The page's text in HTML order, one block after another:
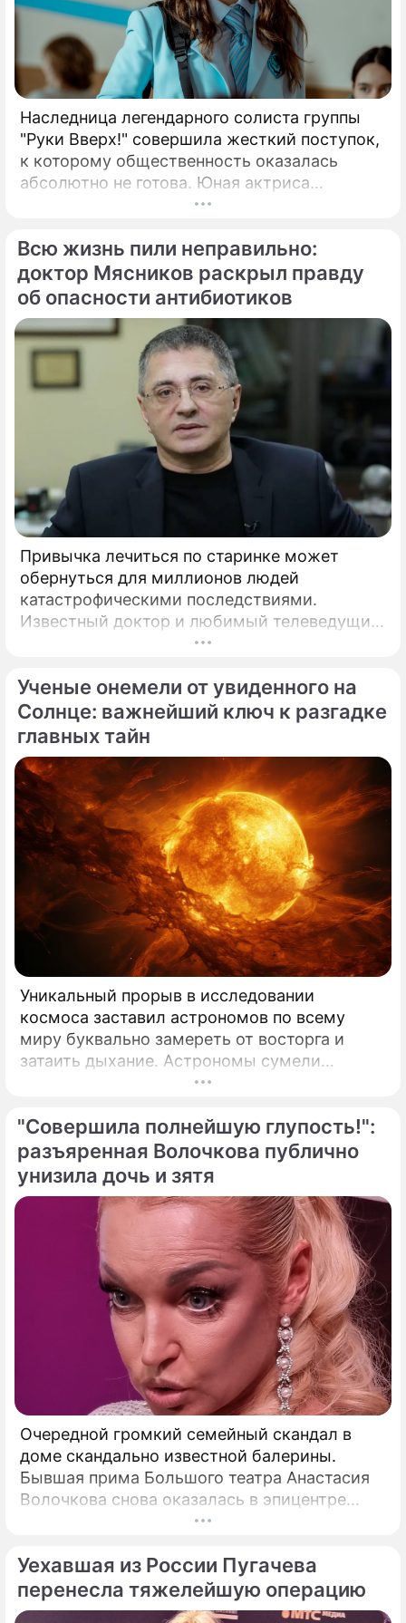
Наследница легендарного солиста группы
"Руки Вверх!" совершила жесткий поступок,
к которому общественность оказалась
абсолютно не готова. Юная актриса
Вероника Жукова, дочь бессменного лидера
заставила взрогнуть своих многочисленных
поклонников.
Всю жизнь пили неправильно:
доктор Мясников раскрыл правду
об опасности антибиотиков
Привычка лечиться по старинке может
обернуться для миллионов людей
катастрофическими последствиями.
Известный доктор и любимый телеведущий
миллионов Александр Мясников обратил
мировой медицине, который буквально
перечеркнул все наши прошлые
представления о здоровье.
Ученые онемели от увиденного на
Солнце: важнейший ключ к разгадке
главных тайн
Уникальный прорыв в исследовании
космоса заставил астрономов по всему
миру буквально замереть от восторга и
затаить дыхание. Астрономы сумели
совершить невозможное и заглянуть в
доселе четкостью.
"Совершила полнейшую глупость!":
разъяренная Волочкова публично
унизила дочь и зятя
Очередной громкий семейный скандал в
доме скандально известной балерины.
Бывшая прима Большого театра Анастасия
Волочкова снова оказалась в эпицентре
громкого разбора полетов, который на этот
Уехавшая из России Пугачева
перенесла тяжелейшую операцию